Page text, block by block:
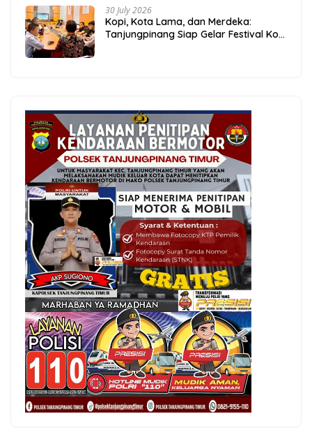
30 July 2026
Kopi, Kota Lama, dan Merdeka:
Tanjungpinang Siap Gelar Festival Kopi